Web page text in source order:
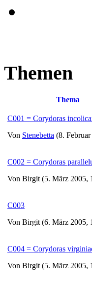
Themen
Thema
C001 = Corydoras
Von Stenebetta (8.
C002 = Corydoras
Von Birgit (5. März 2005,
C003
Von Birgit (6. März 2005,
C004 = Corydoras
Von Birgit (5. März 2005,